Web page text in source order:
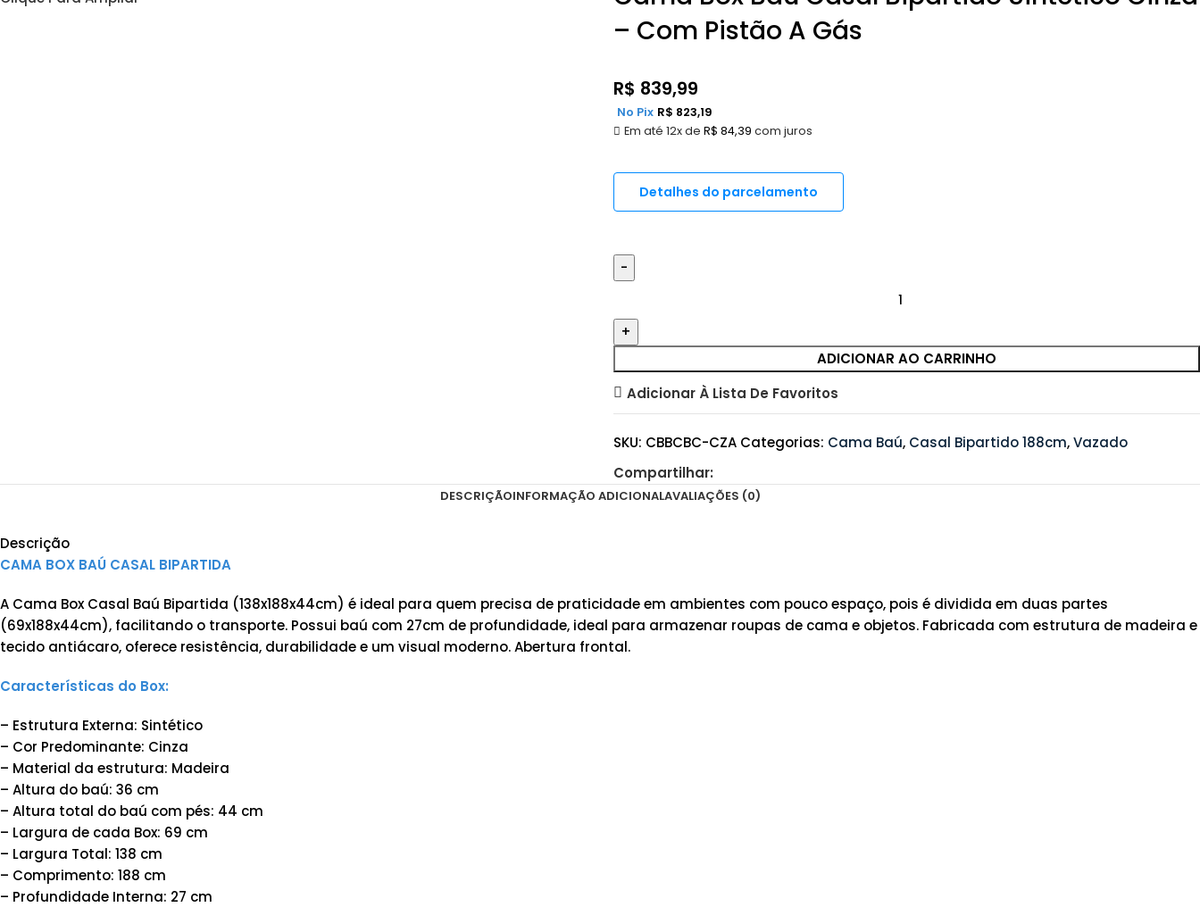
– Com Pistão A Gás
R$ 839,99
Em até 12x de R$ 84,39 com juros
No Pix R$ 823,19
Detalhes do parcelamento
ADICIONAR AO CARRINHO
Adicionar À Lista De Favoritos
SKU: CBBCBC-CZA Categorias: Cama Baú, Casal Bipartido 188cm,Vazado
Compartilhar:
DESCRIÇÃOINFORMAÇÃO ADICIONALAVALIAÇÕES (0)
Descrição
CAMA BOX BAÚ CASAL BIPARTIDA
A Cama Box Casal Baú Bipartida (138x188x44cm) é ideal para quem precisa de praticidade em ambientes com pouco espaço, pois é dividida em duas partes
(69x188x44cm), facilitando o transporte. Possui baú com 27cm de profundidade, ideal para armazenar roupas de cama e objetos. Fabricada com estrutura de madeira e
tecido antiácaro, oferece resistência, durabilidade e um visual moderno. Abertura frontal.
Características do Box:
– Estrutura Externa: Sintético
– Cor Predominante: Cinza
– Material da estrutura: Madeira
– Altura do baú: 36 cm
– Altura total do baú com pés: 44 cm
– Largura de cada Box: 69 cm
– Largura Total: 138 cm
– Comprimento: 188 cm
– Profundidade Interna: 27 cm